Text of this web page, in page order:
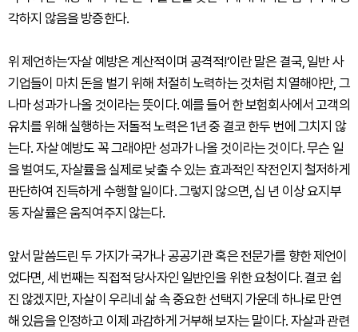
각하지 않음을 방증한다.
위 제언하는‘자살 예방은 계산적이며 공격적!’이란 말은 결국, 일반 사
기업들이 마치 돈을 벌기 위해 처절히 노력하는 것처럼 치열해야만, 그
나마 성과가 나올 것이라는 뜻이다. 예를 들어 한 보험회사에서 고객의
유치를 위해 실행하는 저돌적 노력은 1년 중 결코 한두 번에 그치지 않
는다. 자살 예방도 꼭 그래야만 성과가 나올 것이라는 것이다. 무슨 일
을 벌여도, 자살률을 실제로 낮출 수 있는 효과적인 작전인지 철저하게
판단하여 진득하게 수행할 일이다. 그렇지 않으면, 십 년 이상 요지부
동 자살률은 움직여주지 않는다.
앞서 말씀드린 두 가지가 국가나 공공기관 혹은 전문가를 향한 제언이
었다면, 세 번째는 직접적 당사자인 일반인을 위한 요청이다. 결코 쉽
진 않겠지만, 자살이 우리네 삶 속 중요한 선택지 가운데 하나로 만연
해 있음을 인정하고 이제 과감하게 거부해 보자는 말이다. 자살과 관련